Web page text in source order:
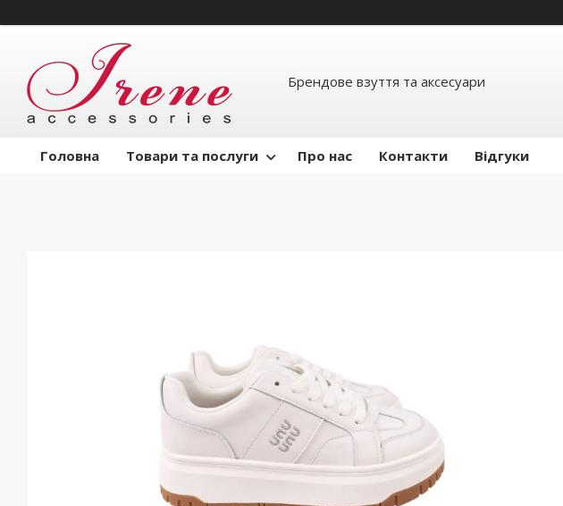
Брендове взуття та аксесуари
Головна Товари та послуги Про нас Контакти Відгуки